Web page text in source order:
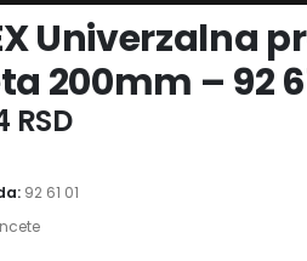
Univerzalna
200mm – 92
RSD
92 61 01